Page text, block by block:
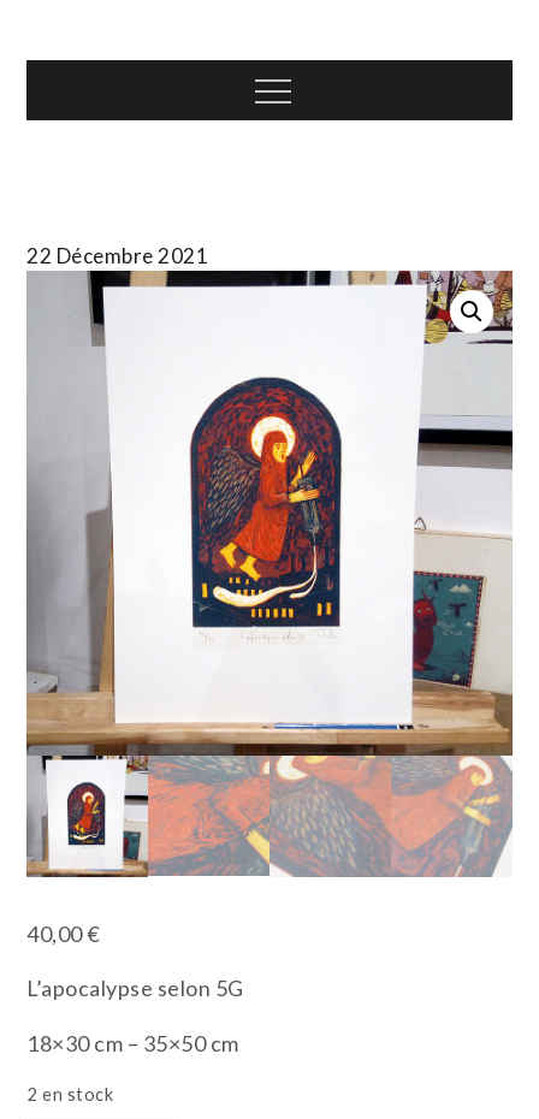
T.TOTH Menu
22 Décembre 2021
40,00€
L’apocalypse selon 5G
18×30 cm – 35×50 cm
2 en stock